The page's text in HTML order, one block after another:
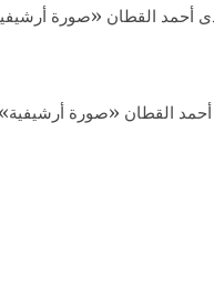
أحمد القطان «صورة